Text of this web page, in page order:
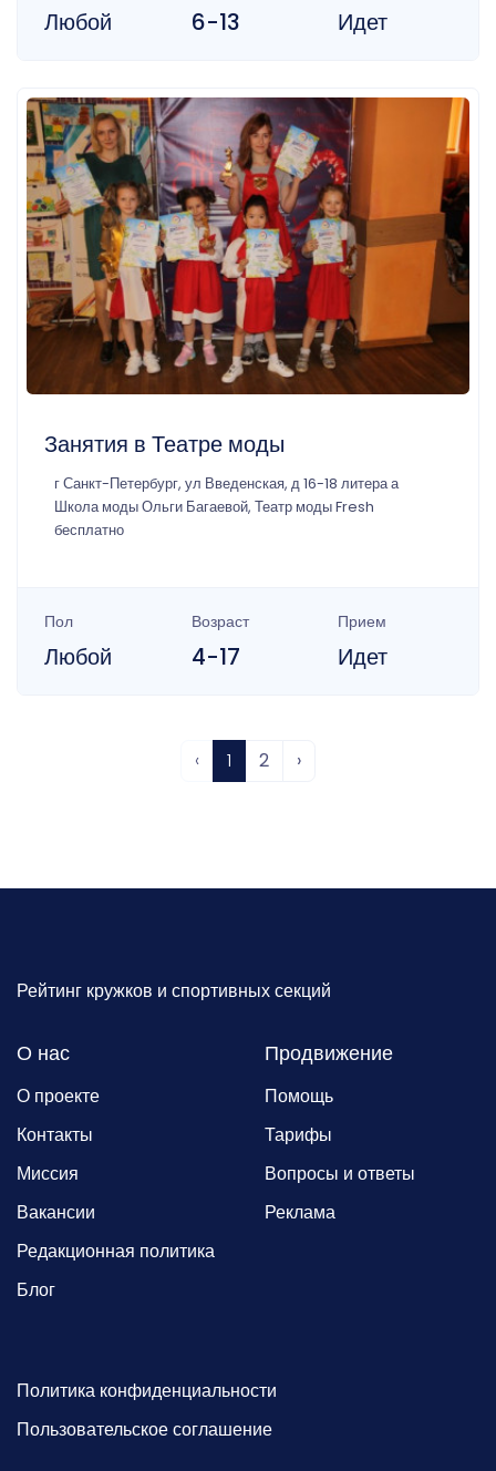
Любой 6-13 Идет
Занятия в Театре моды
г Санкт-Петербург, ул Введенская, д 16-18 литера а
Школа моды Ольги Багаевой, Театр моды Fresh
бесплатно
Пол
Любой
Возраст
4-17
Прием
Идет
‹ 1 2 ›
Рейтинг кружков и спортивных секций
О нас
О проекте
Контакты
Миссия
Вакансии
Редакционная политика
Блог
Продвижение
Помощь
Тарифы
Вопросы и ответы
Реклама
Политика конфиденциальности
Пользовательское соглашение